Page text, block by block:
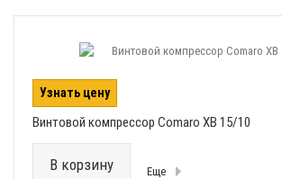
Узнать цену
Винтовой компрессор Comaro XB 15/10
В корзину Еще